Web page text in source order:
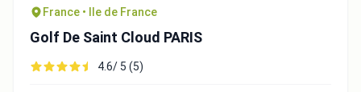
France • Ile de France
Golf De Saint Cloud PARIS
4.6/ 5 (5)